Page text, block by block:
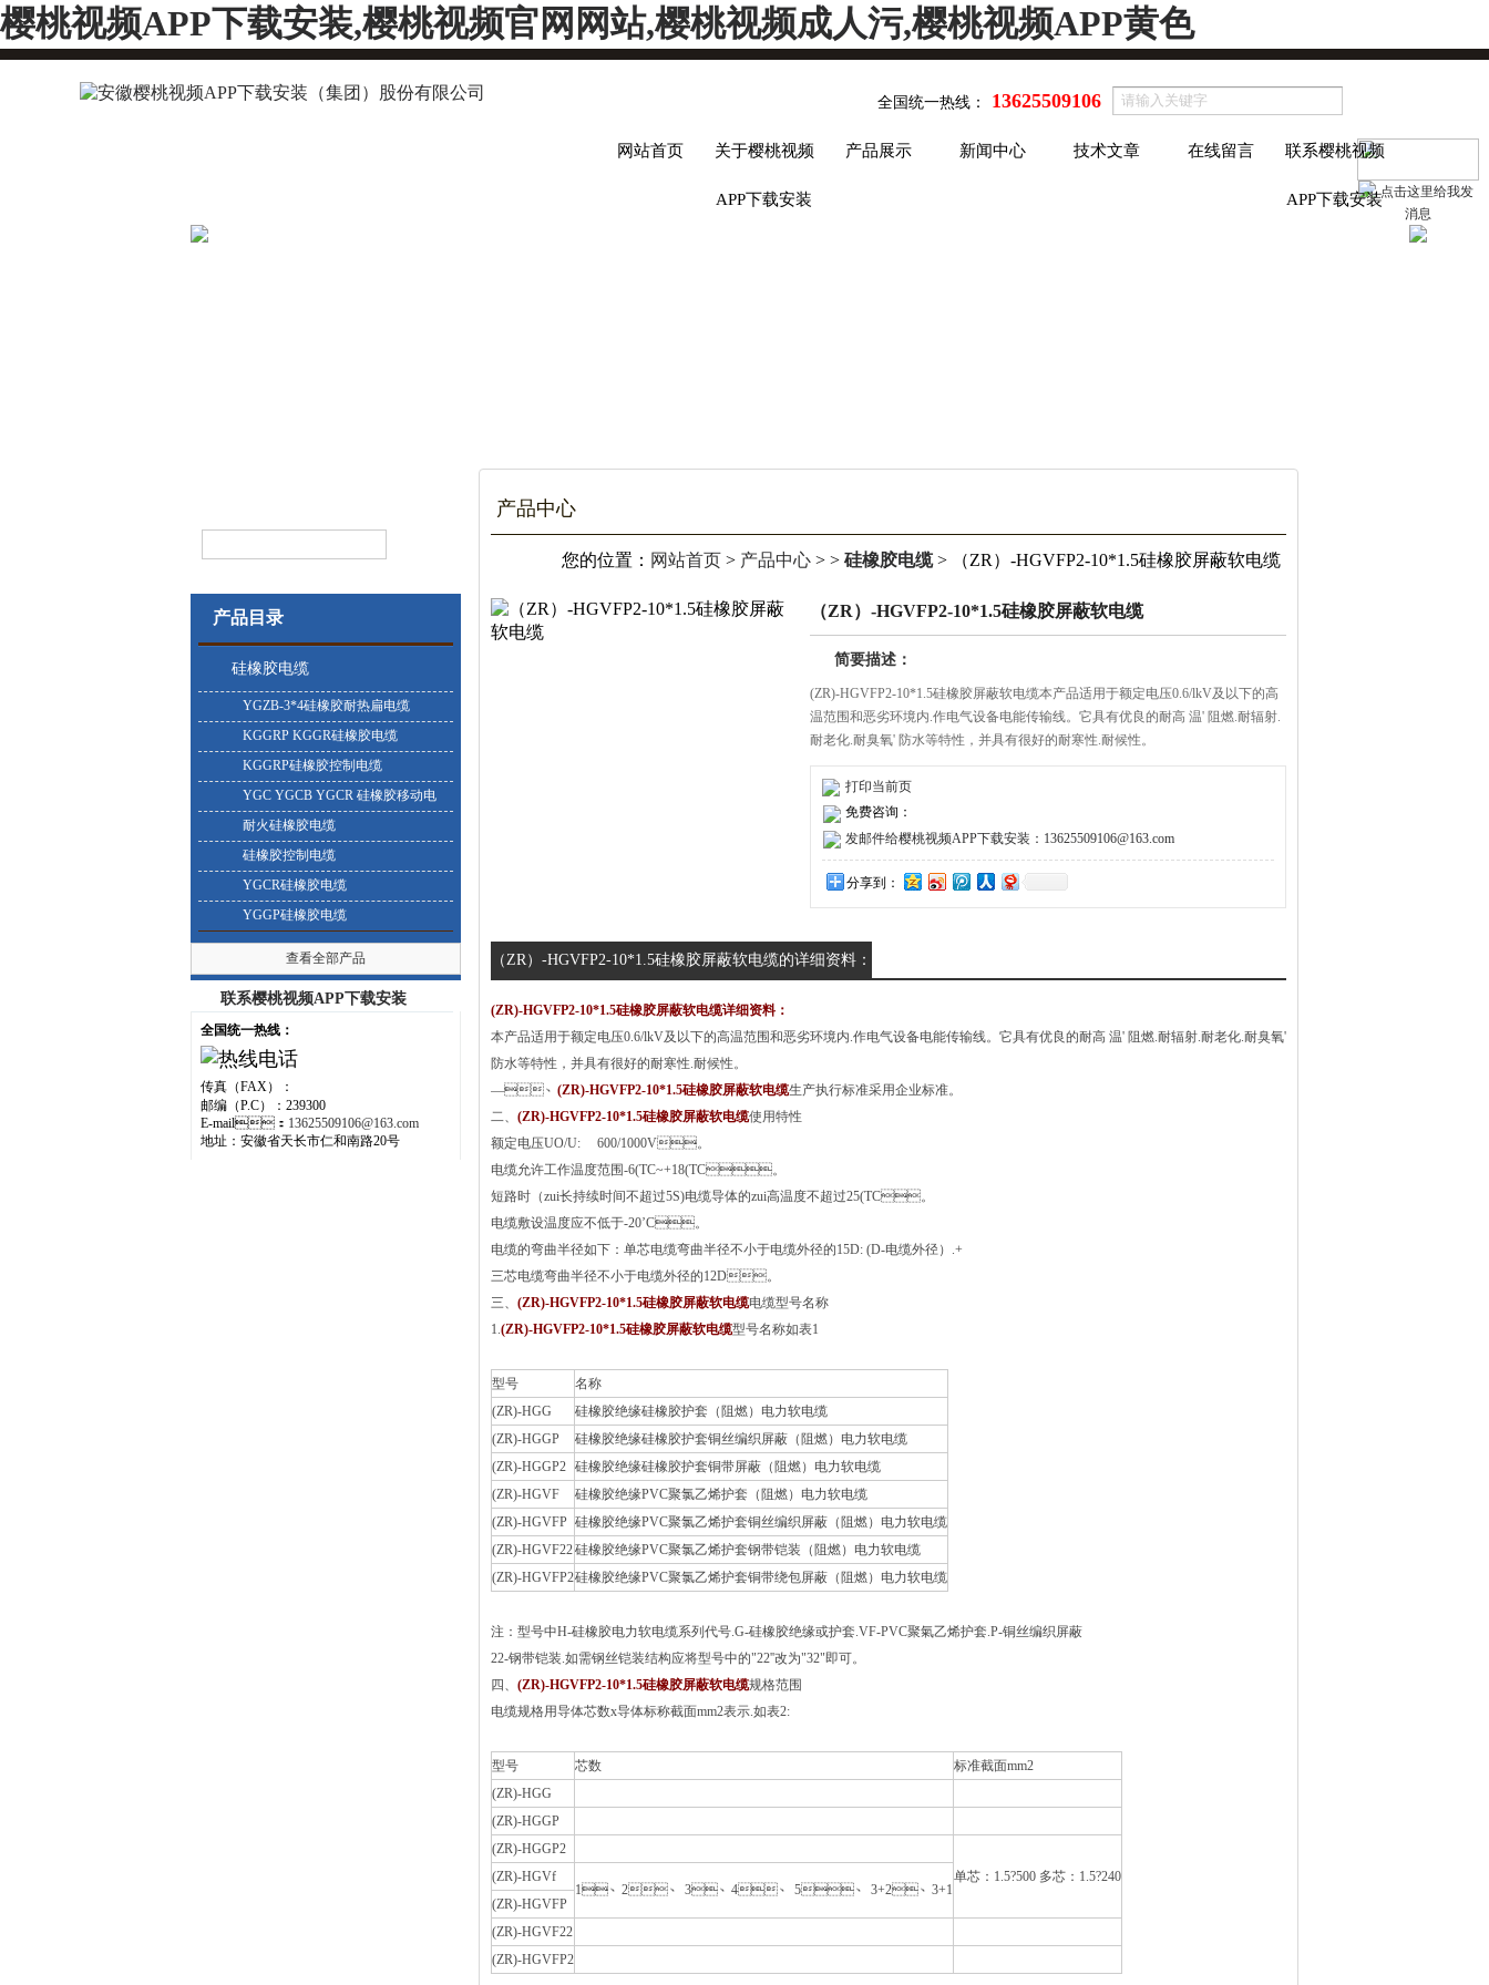
樱桃视频APP下载安装,樱桃视频官网网站,樱桃视频成人污,樱桃视频APP黄色
全国统一热线： 13625509106
网站首页 关于樱桃视频
APP下载安装
产品展示 新闻中心 技术文章 在线留言 联系樱桃视频
APP下载安装
产品目录
硅橡胶电缆
YGZB-3*4硅橡胶耐热扁电缆
KGGRP KGGR硅橡胶电缆
KGGRP硅橡胶控制电缆
YGC YGCB YGCR 硅橡胶移动电
缆
耐火硅橡胶电缆
硅橡胶控制电缆
YGCR硅橡胶电缆
YGGP硅橡胶电缆
查看全部产品
联系樱桃视频APP下载安装
全国统一热线：
传真（FAX）：
邮编（P.C）：239300
E-mail： 13625509106@163.com
地址：安徽省天长市仁和南路20号
产品中心
您的位置： 网站首页 > 产品中心 > > 硅橡胶电缆> （ZR）-HGVFP2-10*1.5硅橡胶屏蔽软电缆
（ZR）-HGVFP2-10*1.5硅橡胶屏蔽软电缆
简要描述：
(ZR)-HGVFP2-10*1.5硅橡胶屏蔽软电缆本产品适用于额定电压0.6/lkV及以下的高
温范围和恶劣环境内.作电气设备电能传输线。它具有优良的耐高 温' 阻燃.耐辐射.
耐老化.耐臭氧' 防水等特性，并具有很好的耐寒性.耐候性。
—、生产执行标准采用企业标准。
打印当前页
免费咨询：
发邮件给樱桃视频APP下载安装：13625509106@163.com
分享到：
（ZR）-HGVFP2-10*1.5硅橡胶屏蔽软电缆的详细资料：
(ZR)-HGVFP2-10*1.5硅橡胶屏蔽软电缆详细资料：
本产品适用于额定电压0.6/lkV及以下的高温范围和恶劣环境内.作电气设备电能传输线。它具有优良的耐高 温' 阻燃.耐辐射.耐老化.耐臭氧'
防水等特性，并具有很好的耐寒性.耐候性。
—、 (ZR)-HGVFP2-10*1.5硅橡胶屏蔽软电缆生产执行标准采用企业标准。
二、 (ZR)-HGVFP2-10*1.5硅橡胶屏蔽软电缆使用特性
额定电压UO/U: 600/1000V。
电缆允许工作温度范围-6(TC~+18(TC。
短路时（zui长持续时间不超过5S)电缆导体的zui高温度不超过25(TC。
电缆敷设温度应不低于-20’C。
电缆的弯曲半径如下：单芯电缆弯曲半径不小于电缆外径的15D: (D-电缆外径）.+
三芯电缆弯曲半径不小于电缆外径的12D。
三、 (ZR)-HGVFP2-10*1.5硅橡胶屏蔽软电缆电缆型号名称
1.(ZR)-HGVFP2-10*1.5硅橡胶屏蔽软电缆型号名称如表1
型号
名称
(ZR)-HGG
硅橡胶绝缘硅橡胶护套（阻燃）电力软电缆
(ZR)-HGGP
硅橡胶绝缘硅橡胶护套铜丝编织屏蔽（阻燃）电力软电缆
(ZR)-HGGP2 硅橡胶绝缘硅橡胶护套铜带屏蔽（阻燃）电力软电缆
(ZR)-HGVF
硅橡胶绝缘PVC聚氯乙烯护套（阻燃）电力软电缆
(ZR)-HGVFP 硅橡胶绝缘PVC聚氯乙烯护套铜丝编织屏蔽（阻燃）电力软电缆
(ZR)-HGVF22硅橡胶绝缘PVC聚氯乙烯护套钢带铠装（阻燃）电力软电缆
(ZR)-HGVFP2硅橡胶绝缘PVC聚氯乙烯护套铜带绕包屏蔽（阻燃）电力软电缆
注：型号中H-硅橡胶电力软电缆系列代号.G-硅橡胶绝缘或护套.VF-PVC聚氣乙烯护套.P-铜丝编织屏蔽
22-钢带铠装.如需钢丝铠装结构应将型号中的"22''改为"32"即可。
四、 (ZR)-HGVFP2-10*1.5硅橡胶屏蔽软电缆规格范围
电缆规格用导体芯数x导体标称截面mm2表示.如表2:
型号 芯数
标准截面mm2
(ZR)-HGG
(ZR)-HGGP
(ZR)-HGGP2
单芯：1.5?500 多芯：1.5?240
(ZR)-HGVf
1、2、 3、4、 5、 3+2、3+1
(ZR)-HGVFP
(ZR)-HGVF22
(ZR)-HGVFP2